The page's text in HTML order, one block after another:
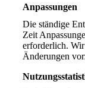
Anpassungen
Die ständige
Zeit
erforderlich. Wir
Änderungen